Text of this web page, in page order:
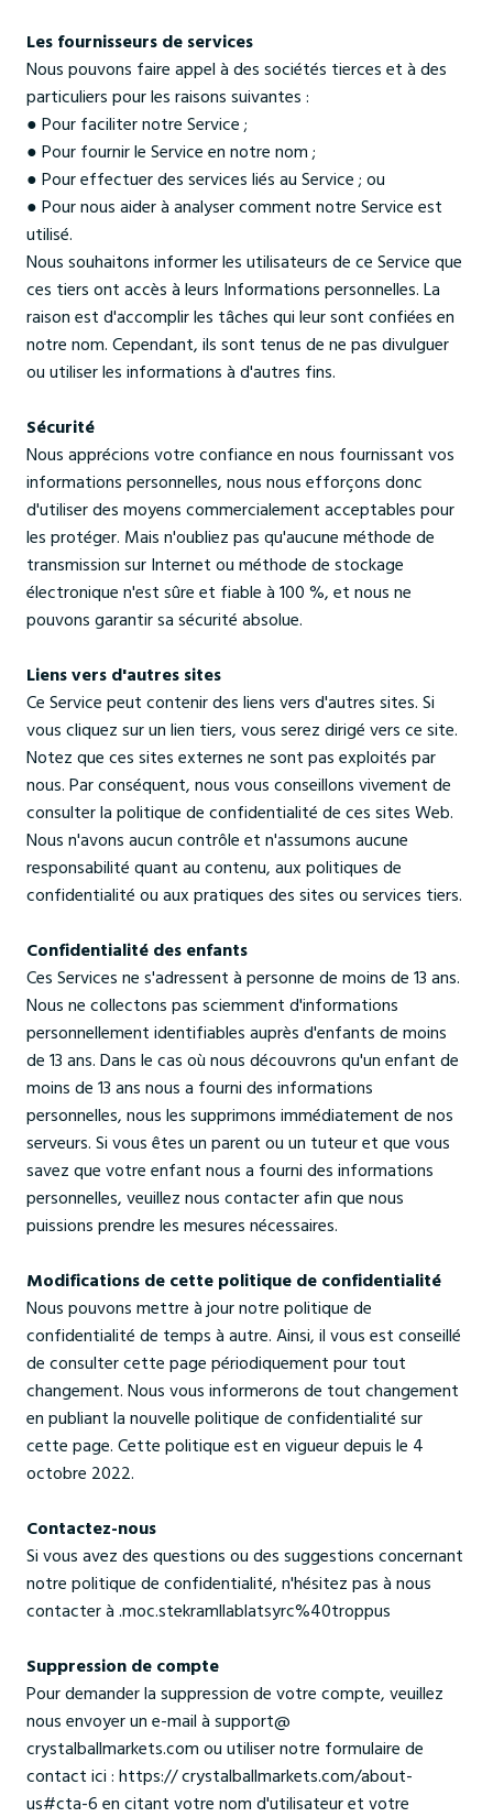
Les fournisseurs de services
Nous pouvons faire appel à des sociétés tierces et à des
particuliers pour les raisons suivantes :
● Pour faciliter notre Service ;
● Pour fournir le Service en notre nom ;
● Pour effectuer des services liés au Service ; ou
● Pour nous aider à analyser comment notre Service est
utilisé.
Nous souhaitons informer les utilisateurs de ce Service que
ces tiers ont accès à leurs Informations personnelles. La
raison est d'accomplir les tâches qui leur sont confiées en
notre nom. Cependant, ils sont tenus de ne pas divulguer
ou utiliser les informations à d'autres fins.
Sécurité
Nous apprécions votre confiance en nous fournissant vos
informations personnelles, nous nous efforçons donc
d'utiliser des moyens commercialement acceptables pour
les protéger. Mais n'oubliez pas qu'aucune méthode de
transmission sur Internet ou méthode de stockage
électronique n'est sûre et fiable à 100 %, et nous ne
pouvons garantir sa sécurité absolue.
Liens vers d'autres sites
Ce Service peut contenir des liens vers d'autres sites. Si
vous cliquez sur un lien tiers, vous serez dirigé vers ce site.
Notez que ces sites externes ne sont pas exploités par
nous. Par conséquent, nous vous conseillons vivement de
consulter la politique de confidentialité de ces sites Web.
Nous n'avons aucun contrôle et n'assumons aucune
responsabilité quant au contenu, aux politiques de
confidentialité ou aux pratiques des sites ou services tiers.
Confidentialité des enfants
Ces Services ne s'adressent à personne de moins de 13 ans.
Nous ne collectons pas sciemment d'informations
personnellement identifiables auprès d'enfants de moins
de 13 ans. Dans le cas où nous découvrons qu'un enfant de
moins de 13 ans nous a fourni des informations
personnelles, nous les supprimons immédiatement de nos
serveurs. Si vous êtes un parent ou un tuteur et que vous
savez que votre enfant nous a fourni des informations
personnelles, veuillez nous contacter afin que nous
puissions prendre les mesures nécessaires.
Modifications de cette politique de confidentialité
Nous pouvons mettre à jour notre politique de
confidentialité de temps à autre. Ainsi, il vous est conseillé
de consulter cette page périodiquement pour tout
changement. Nous vous informerons de tout changement
en publiant la nouvelle politique de confidentialité sur
cette page. Cette politique est en vigueur depuis le 4
octobre 2022.
Contactez-nous
Si vous avez des questions ou des suggestions concernant
notre politique de confidentialité, n'hésitez pas à nous
contacter à .moc.stekramllablatsyrc%40troppus
Suppression de compte
Pour demander la suppression de votre compte, veuillez
nous envoyer un e-mail à support@
crystalballmarkets.com ou utiliser notre formulaire de
contact ici : https:// crystalballmarkets.com/about-
us#cta-6 en citant votre nom d'utilisateur et votre